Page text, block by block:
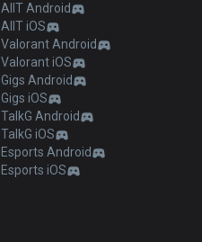
AllT Android
AllT iOS
Valorant Android
Valorant iOS
Gigs Android
Gigs iOS
TalkG Android
TalkG iOS
Esports Android
Esports iOS